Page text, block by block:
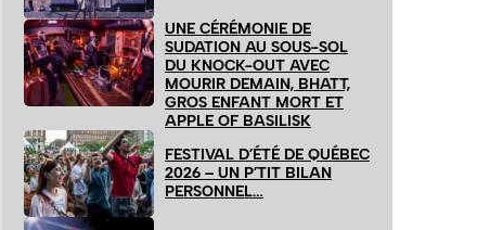
UNE CÉRÉMONIE DE
SUDATION AU SOUS-SOL
DU KNOCK-OUT AVEC
MOURIR DEMAIN, BHATT,
GROS ENFANT MORT ET
APPLE OF BASILISK
FESTIVAL D’ÉTÉ DE QUÉBEC
2026 – UN P’TIT BILAN
PERSONNEL…